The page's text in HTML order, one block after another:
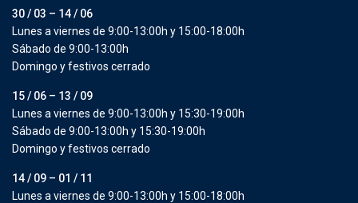
30 / 03 – 14 / 06
Lunes a viernes de 9:00-13:00h y 15:00-18:00h
Sábado de 9:00-13:00h
Domingo y festivos cerrado
15 / 06 – 13 / 09
Lunes a viernes de 9:00-13:00h y 15:30-19:00h
Sábado de 9:00-13:00h y 15:30-19:00h
Domingo y festivos cerrado
14 / 09 – 01 / 11
Lunes a viernes de 9:00-13:00h y 15:00-18:00h